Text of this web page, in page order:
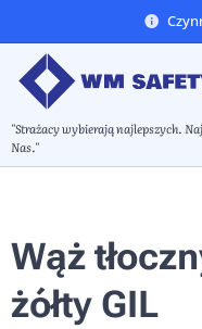
"Strażacy wybierają najlepszych.
Nas."
Wąż
żółty GIL